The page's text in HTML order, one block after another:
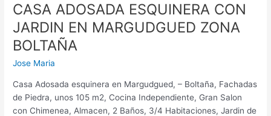
CASA ADOSADA ESQUINERA CON
JARDIN EN MARGUDGUED ZONA
BOLTAÑA
Jose Maria
Casa Adosada esquinera en Margudgued, – Boltaña, Fachadas
de Piedra, unos 105 m2, Cocina Independiente, Gran Salon
con Chimenea, Almacen, 2 Baños, 3/4 Habitaciones, Jardin de